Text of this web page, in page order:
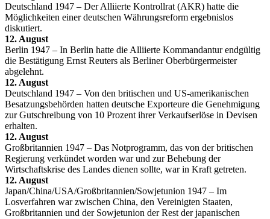
Deutschland 1947 – Der Alliierte Kontrollrat (AKR) hatte die
Möglichkeiten einer deutschen Währungsreform ergebnislos
diskutiert.
12. August
Berlin 1947 – In Berlin hatte die Alliierte Kommandantur endgültig
die Bestätigung Ernst Reuters als Berliner Oberbürgermeister
abgelehnt.
12. August
Deutschland 1947 – Von den britischen und US-amerikanischen
Besatzungsbehörden hatten deutsche Exporteure die Genehmigung
zur Gutschreibung von 10 Prozent ihrer Verkaufserlöse in Devisen
erhalten.
12. August
Großbritannien 1947 – Das Notprogramm, das von der britischen
Regierung verkündet worden war und zur Behebung der
Wirtschaftskrise des Landes dienen sollte, war in Kraft getreten.
12. August
Japan/China/USA/Großbritannien/Sowjetunion 1947 – Im
Losverfahren war zwischen China, den Vereinigten Staaten,
Großbritannien und der Sowjetunion der Rest der japanischen